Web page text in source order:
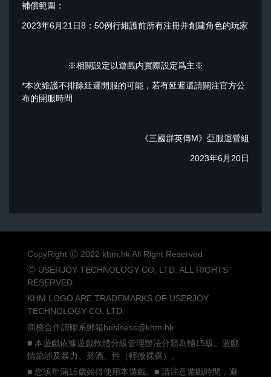
補償範圍：
2023年6月21日8：50例行維護前所有注冊并創建角色的玩家
※相關設定以遊戲内實際設定爲主※
*本次維護不排除延遲開服的可能，若有延遲還請關注官方公
布的開服時間
《三國群英傳M》亞服運營組
2023年6月20日
CopyRight Ⓒ 2022 khm.hk All Right Reserved
Ⓒ USERJOY TECHNOLOGY CO, LTD. ALL RIGHTS
RESERVED.
KHM LOGO ARE TRADEMARKS OF USERJOY
TECHNOLOGY CO, LTD.
商務合作請聯系郵箱business@khm.hk
■ 本遊戲依據遊戲軟體分級管理辦法分類為輔15級。遊戲
情節涉及暴力、菸酒、性（輕微裸露）。
■ 您須年滿15歲始得使用本遊戲。■ 請注意遊戲時間，避